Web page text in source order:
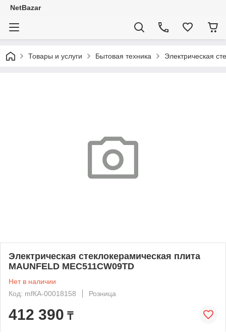
NetBazar
Товары и услуги Бытовая техника Электрическая
Электрическая стеклокерамическая плита
MAUNFELD MEC511CW09TD
Нет в наличии
Код: mfКА-00018158
Розница
412 390 ₸